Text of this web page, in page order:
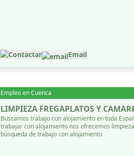
Contactar Email
Empleo enCuenca
LIMPIEZA FREGAPLATOS Y
Buscamos trabajo con alojamiento en toda
trabajar con alojamiento nos ofrecemos
búsqueda de trabajo con alojamiento